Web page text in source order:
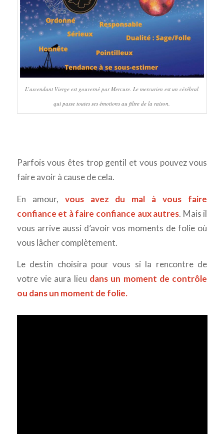
L’ascendant Vierge est gouverné par Mercure. Le mercurien est un cérébral
qui passe toutes ses émotions au filtre de la raison.
Parfois vous êtes trop gentil et vous pouvez vous
faire avoir à cause de cela.
En amour, vous avez du mal à vous faire
confiance et à faire confiance aux autres. Mais il
vous arrive aussi d’avoir vos moments de folie où
vous lâcher complètement.
Le destin choisira pour vous si la rencontre de
votre vie aura lieu dans un moment de contrôle
ou dans un moment de folie.